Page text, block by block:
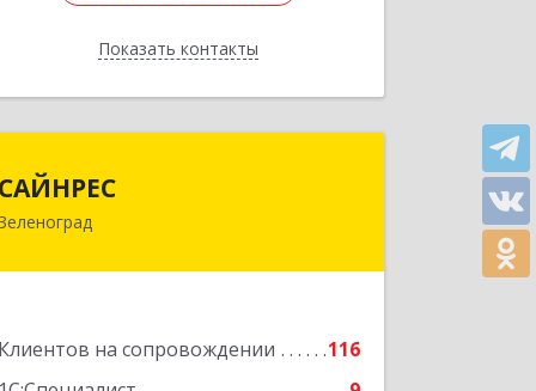
Показать контакты
Назад
САЙНРЕС
Клиентов на сопровождении
116
124365, Москва г, Зеленоград г,